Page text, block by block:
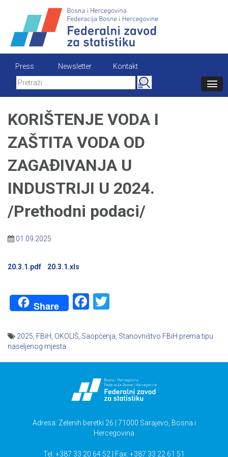
content
Press Newsletter
Kontakt
Search
for:
KORIŠTENJE VODA I
ZAŠTITA VODA OD
ZAGAĐIVANJA U
INDUSTRIJI U 2024.
/Prethodni podaci/
01.09.2025
20.3.1.pdf 20.3.1.xls
Share Facebook
2025 FBiH OKOLIŠ Saopćenja Stanovništvo FBiH prema tipu
naseljenog mjesta
Adresa: Zelenih beretki 26 | 71000 Sarajevo, Bosna i
Hercegovina
Tel: +387 33 20 64 52 | Fax: +387 33 22 61 51